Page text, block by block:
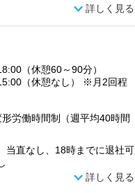
詳しく見る
（休憩60～90分）
（休憩なし） ※月2回程
労働時間制（週平均40時間
当直なし、18時までに退社可
詳しく見る